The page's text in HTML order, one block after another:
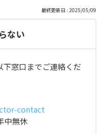
最終更新日 : 2025/05/09
ない
窓口までご連絡くだ
contact
中無休